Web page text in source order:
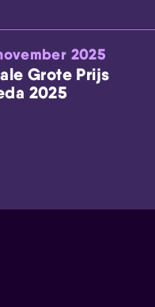
2025
Grote Prijs
2025